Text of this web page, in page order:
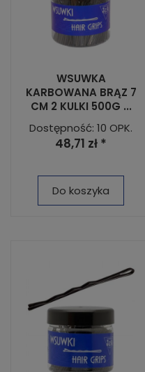
WSUWKA
KARBOWANA BRĄZ 7
CM 2 KULKI 500G ...
Dostępność: 10 OPK.
48,71 zł *
Do koszyka